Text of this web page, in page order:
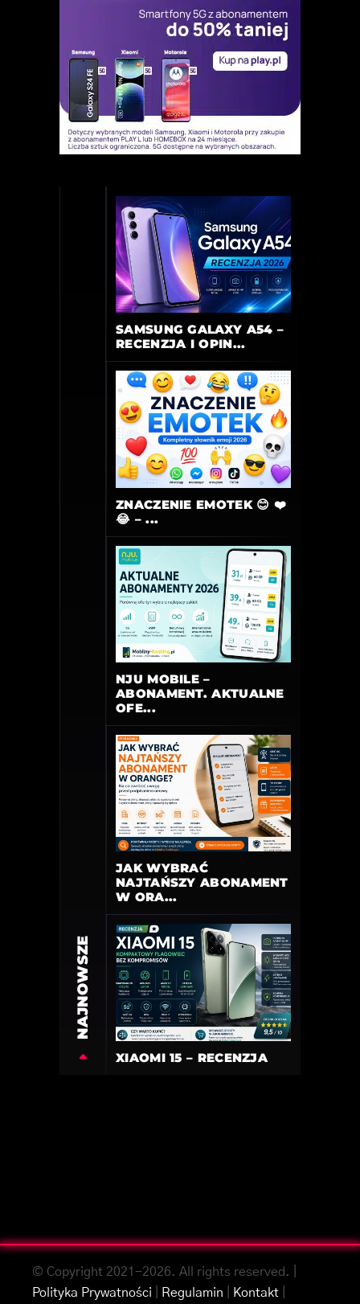
NAJNOWSZE
SAMSUNG GALAXY A54 –
RECENZJA I OPIN...
ZNACZENIE EMOTEK 😊 ❤️
😂 – ...
NJU MOBILE –
ABONAMENT. AKTUALNE
OFE...
JAK WYBRAĆ
NAJTAŃSZY ABONAMENT
W ORA...
XIAOMI 15 – RECENZJA
© Copyright 2021-2026. All rights reserved. |
Polityka Prywatności
Regulamin Kontakt